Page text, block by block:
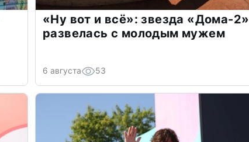
«Ну вот и всё»: звезда «Дома-2»
развелась с молодым мужем
6 августа 53